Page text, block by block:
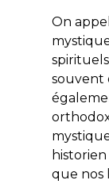
On
souvent
que nos